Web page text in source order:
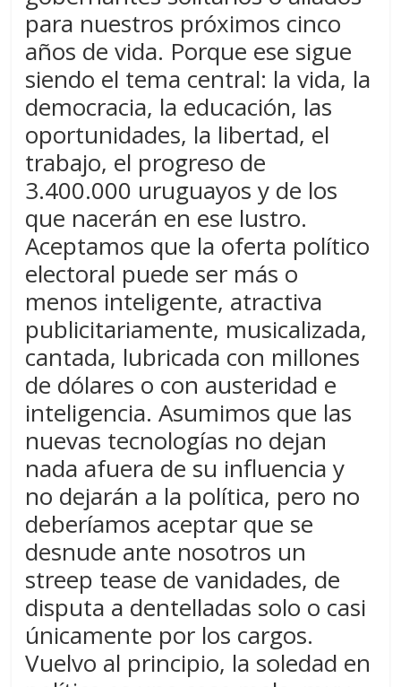
para nuestros próximos cinco
años de vida. Porque ese sigue
siendo el tema central: la vida, la
democracia, la educación, las
oportunidades, la libertad, el
trabajo, el progreso de
3.400.000 uruguayos y de los
que nacerán en ese lustro.
Aceptamos que la oferta político
electoral puede ser más o
menos inteligente, atractiva
publicitariamente, musicalizada,
cantada, lubricada con millones
de dólares o con austeridad e
inteligencia. Asumimos que las
nuevas tecnologías no dejan
nada afuera de su influencia y
no dejarán a la política, pero no
deberíamos aceptar que se
desnude ante nosotros un
streep tease de vanidades, de
disputa a dentelladas solo o casi
únicamente por los cargos.
Vuelvo al principio, la soledad en